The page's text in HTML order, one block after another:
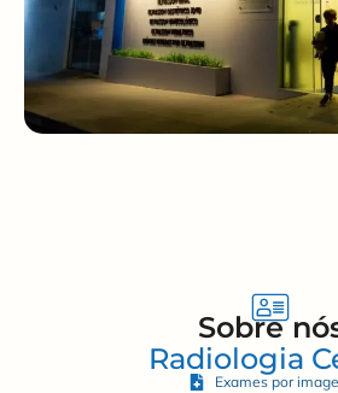
Sobre
Radiologia
Exames por